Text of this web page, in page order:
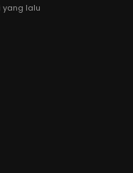
yang lalu